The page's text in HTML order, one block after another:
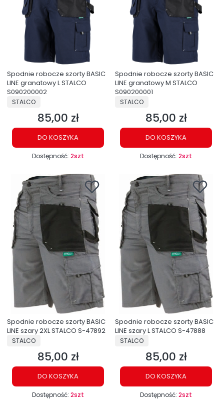
Spodnie robocze szorty BASIC
LINE granatowy L STALCO
S090200002
PRODUCENT
STALCO
Cena
85,00 zł
DO KOSZYKA
Dostępność: 2szt
Spodnie robocze szorty BASIC
LINE granatowy M STALCO
S090200001
PRODUCENT
STALCO
Cena
85,00 zł
DO KOSZYKA
Dostępność: 2szt
Spodnie robocze szorty BASIC
LINE szary 2XL STALCO S-47892
PRODUCENT
STALCO
Cena
85,00 zł
DO KOSZYKA
Dostępność: 2szt
Spodnie robocze szorty BASIC
LINE szary L STALCO S-47888
PRODUCENT
STALCO
Cena
85,00 zł
DO KOSZYKA
Dostępność: 2szt